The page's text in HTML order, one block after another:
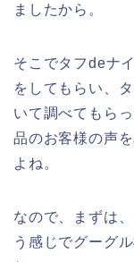
ましたから。
そこでタフdeナ
をしてもらい、
いて調べてもら
品のお客様の声
よね。
なので、まずは
う感じでグーグ